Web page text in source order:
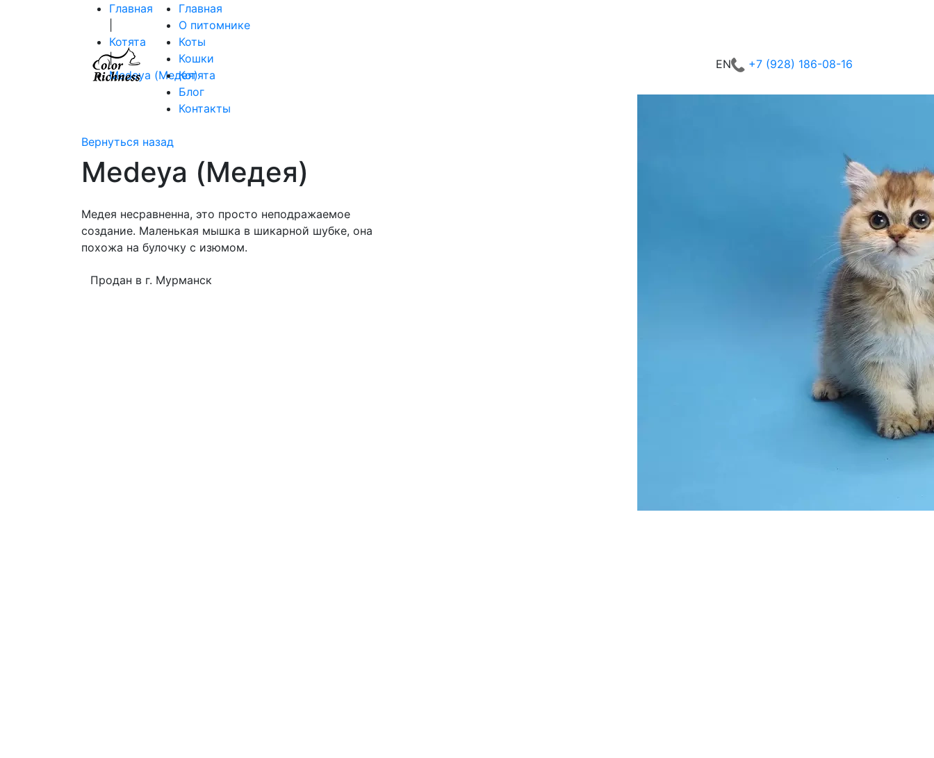
Главная
О питомнике
Коты
Кошки
Котята
Блог
Контакты
EN +7 (928) 186-08-16
Главная
Котята
|
Medeya (Медея)
Вернуться назад
Medeya (Медея)
Медея несравненна, это просто неподражаемое
создание. Маленькая мышка в шикарной шубке, она
похожа на булочку с изюмом.
Продан в г. Мурманск